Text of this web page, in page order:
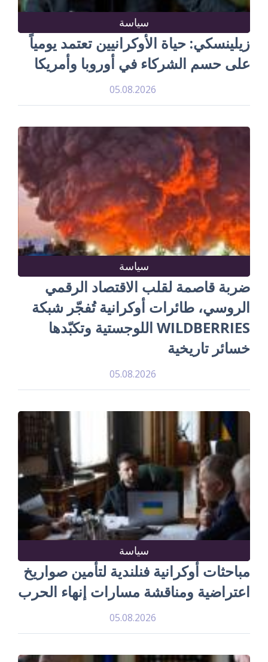
سياسة
زيلينسكي: حياة الأوكرانيين تعتمد يومياً
على حسم الشركاء في أوروبا وأمريكا
05.08.2026
سياسة
ضربة قاصمة لقلب الاقتصاد الرقمي
الروسي، طائرات أوكرانية تُفجّر شبكة
WILDBERRIES اللوجستية وتكبّدها
خسائر تاريخية
05.08.2026
سياسة
مباحثات أوكرانية فنلندية لتأمين صواريخ
اعتراضية ومناقشة مسارات إنهاء الحرب
05.08.2026